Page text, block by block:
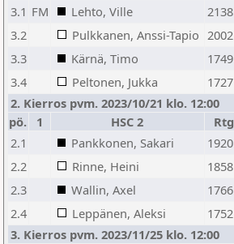
3.1 FM Lehto, Ville 2138
3.2
Pulkkanen, Anssi-Tapio 2002
3.3
Kärnä, Timo 1749
3.4
Peltonen, Jukka 1727
2. Kierros pvm. 2023/10/21 klo. 12:00
pö.
1 HSC 2 Rtg
2.1
Pankkonen, Sakari 1920
2.2
Rinne, Heini 1858
2.3
Wallin, Axel 1766
2.4
Leppänen, Aleksi 1752
3. Kierros pvm. 2023/11/25 klo. 12:00